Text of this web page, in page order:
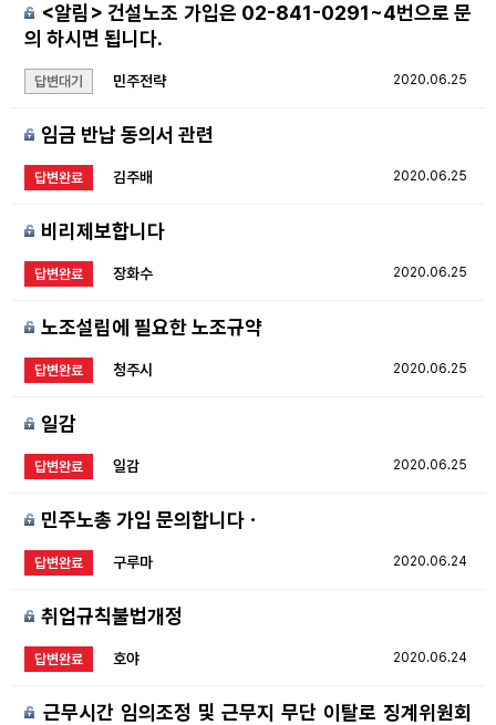
<알림> 건설노조 가입은 02-841-0291~4번으로 문
의 하시면 됩니다.
답변대기 2020.06.25
민주전략
임금 반납 동의서 관련
답변완료 2020.06.25
김주배
비리제보합니다
답변완료 2020.06.25
장화수
노조설립에 필요한 노조규약
답변완료 2020.06.25
청주시
일감
답변완료 2020.06.25
일감
민주노총 가입 문의합니다ㆍ
답변완료 2020.06.24
구루마
취업규칙불법개정
답변완료 2020.06.24
호야
근무시간 임의조정 및 근무지 무단 이탈로 징계위원회